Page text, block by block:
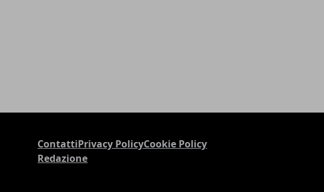
ContattiPrivacy PolicyCookie Policy
Redazione